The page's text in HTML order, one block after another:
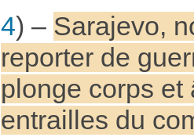
4) – Sarajevo,
reporter de
plonge corps et
entrailles du